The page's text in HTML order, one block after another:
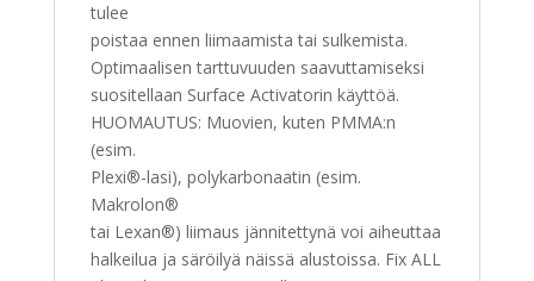
tulee
poistaa ennen liimaamista tai sulkemista.
Optimaalisen tarttuvuuden saavuttamiseksi
suositellaan Surface Activatorin käyttöä.
HUOMAUTUS: Muovien, kuten PMMA:n
(esim.
Plexi®-lasi), polykarbonaatin (esim.
Makrolon®
tai Lexan®) liimaus jännitettynä voi aiheuttaa
halkeilua ja säröilyä näissä alustoissa. Fix ALL